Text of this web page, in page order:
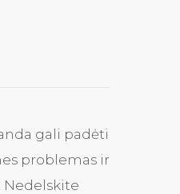
gali padėti
problemas ir
Nedelskite